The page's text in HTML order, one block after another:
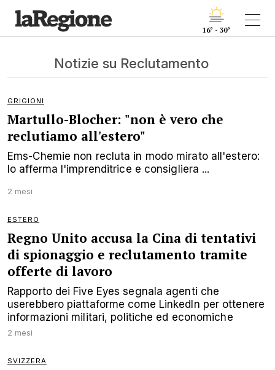
16° - 30°
Notizie su Reclutamento
GRIGIONI
Martullo-Blocher: "non è vero che
reclutiamo all'estero"
Ems-Chemie non recluta in modo mirato all'estero:
lo afferma l'imprenditrice e consigliera ...
2 mesi
ESTERO
Regno Unito accusa la Cina di tentativi
di spionaggio e reclutamento tramite
offerte di lavoro
Rapporto dei Five Eyes segnala agenti che
userebbero piattaforme come LinkedIn per ottenere
informazioni militari, politiche ed economiche
2 mesi
SVIZZERA